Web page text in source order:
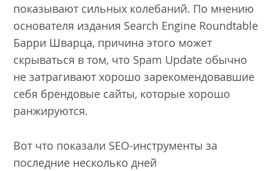
показывают сильных колебаний. По мнению
основателя издания Search Engine Roundtable
Барри Шварца, причина этого может
скрываться в том, что Spam Update обычно
не затрагивают хорошо зарекомендовавшие
себя брендовые сайты, которые хорошо
ранжируются.
Вот что показали SEO-инструменты за
последние несколько дней